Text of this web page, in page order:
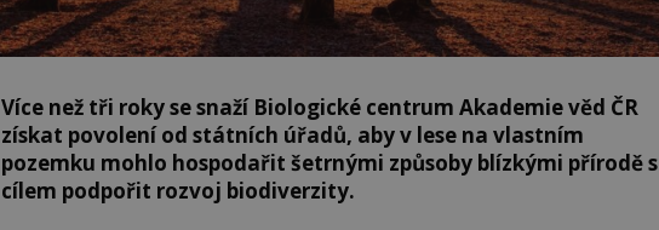
Více než tři roky se snaží Biologické centrum Akademie věd ČR
získat povolení od státních úřadů, aby v lese na vlastním
pozemku mohlo hospodařit šetrnými způsoby blízkými přírodě s
cílem podpořit rozvoj biodiverzity.